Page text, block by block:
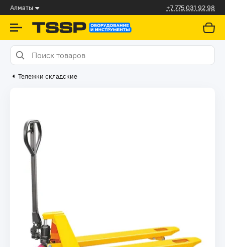
Алматы +7 775 031 92 98
Тележки складские